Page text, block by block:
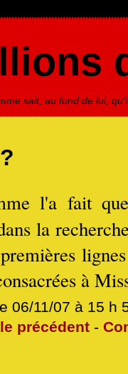
sait, au fond de lui,
l'a fait
la
à
06/11/07 à 15 h
précédent -